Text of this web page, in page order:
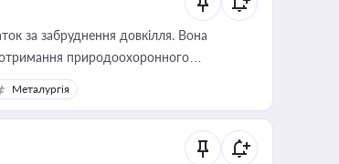
за забруднення довкілля. Вона
природоохоронного
Металургія